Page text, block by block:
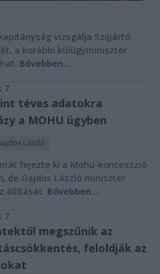
vizsgálja Szijjártó
a korábbi külügyminiszter
Bővebben...
7.
téves adatokra
a MOHU ügyben
László
fejezte ki a Mohu-koncesszió
de Gajdos László miniszter
állítását. Bővebben...
7.
megszűnik az
feloldják az